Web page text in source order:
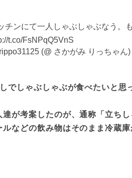
チンにて一人しゃぶしゃぶなう。
t.co/FsNPqQ5VnS
(@ さかがみ りっちゃん)
でしゃぶしゃぶが食べたいと
達が考案したのが、通称「立ち
ルなどの飲み物はそのまま冷蔵